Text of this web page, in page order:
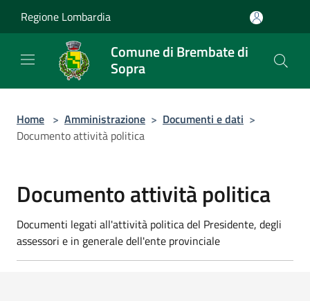
Regione Lombardia
Comune di Brembate di
Sopra
Home > Amministrazione > Documenti e dati >
Documento attività politica
Documento attività politica
Documenti legati all'attività politica del Presidente, degli
assessori e in generale dell'ente provinciale